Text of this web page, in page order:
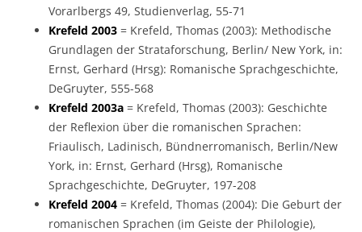
Vorarlbergs 49, Studienverlag, 55-71
Krefeld 2003 = Krefeld, Thomas (2003): Methodische
Grundlagen der Strataforschung, Berlin/ New York, in:
Ernst, Gerhard (Hrsg): Romanische Sprachgeschichte,
DeGruyter, 555-568
Krefeld 2003a = Krefeld, Thomas (2003): Geschichte
der Reflexion über die romanischen Sprachen:
Friaulisch, Ladinisch, Bündnerromanisch, Berlin/New
York, in: Ernst, Gerhard (Hrsg), Romanische
Sprachgeschichte, DeGruyter, 197-208
Krefeld 2004 = Krefeld, Thomas (2004): Die Geburt der
romanischen Sprachen (im Geiste der Philologie),